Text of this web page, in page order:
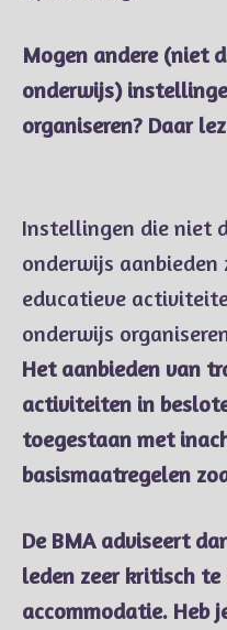
Mogen andere (niet
onderwijs)
organiseren? Daar
Instellingen die niet
onderwijs
educatieve
onderwijs
Het aanbieden van
activiteiten in
toegestaan met
basismaatregelen
De BMA adviseert
leden zeer kritisch
accommodatie. Heb